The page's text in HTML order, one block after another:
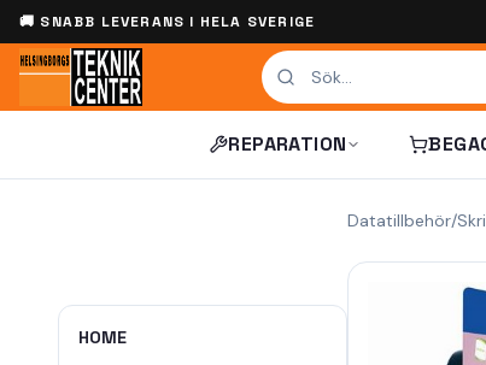
🚚 SNABB LEVERANS I HELA SVERIGE
REPARATION
HOME
Datatillbehör/